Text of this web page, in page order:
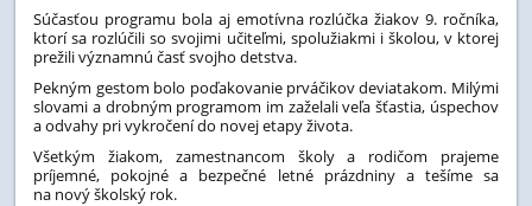
Súčasťou programu bola aj emotívna rozlúčka žiakov 9. ročníka,
ktorí sa rozlúčili so svojimi učiteľmi, spolužiakmi i školou, v ktorej
prežili významnú časť svojho detstva.
Pekným gestom bolo poďakovanie prváčikov deviatakom. Milými
slovami a drobným programom im zaželali veľa šťastia, úspechov
a odvahy pri vykročení do novej etapy života.
Všetkým žiakom, zamestnancom školy a rodičom prajeme
príjemné, pokojné a bezpečné letné prázdniny a tešíme sa
na nový školský rok.